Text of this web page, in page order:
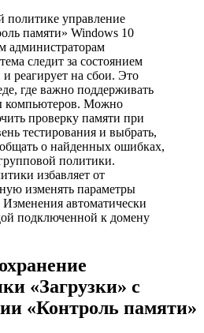
политике управление
памяти» Windows 10
администраторам
следит за состоянием
реагирует на сбои. Это
где важно поддерживать
компьютеров. Можно
проверку памяти при
тестирования и выбрать,
о найденных ошибках,
политики.
избавляет от
изменять параметры
Изменения автоматически
подключенной к домену
«Загрузки» с
«Контроль памяти»